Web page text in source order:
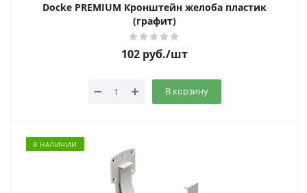
Docke PREMIUM Кронштейн желоба пластик
(графит)
102руб./шт
В корзину
В НАЛИЧИИ